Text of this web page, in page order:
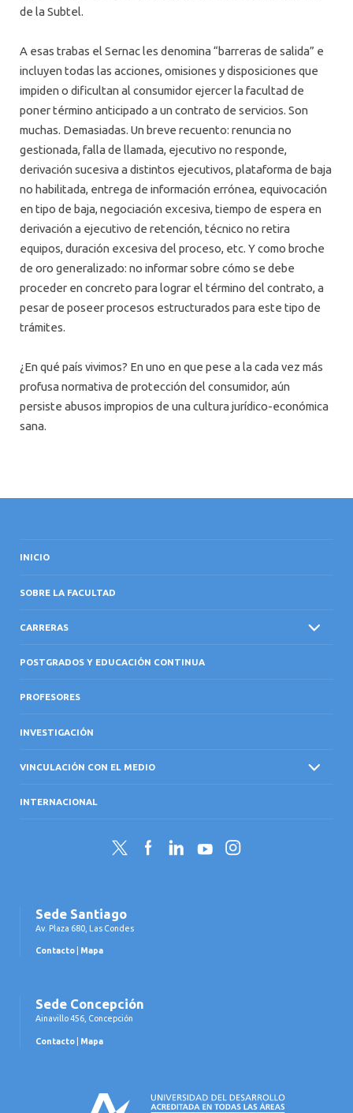
de la Subtel.
A esas trabas el Sernac les denomina “barreras de salida” e
incluyen todas las acciones, omisiones y disposiciones que
impiden o dificultan al consumidor ejercer la facultad de
poner término anticipado a un contrato de servicios. Son
muchas. Demasiadas. Un breve recuento: renuncia no
gestionada, falla de llamada, ejecutivo no responde,
derivación sucesiva a distintos ejecutivos, plataforma de baja
no habilitada, entrega de información errónea, equivocación
en tipo de baja, negociación excesiva, tiempo de espera en
derivación a ejecutivo de retención, técnico no retira
equipos, duración excesiva del proceso, etc. Y como broche
de oro generalizado: no informar sobre cómo se debe
proceder en concreto para lograr el término del contrato, a
pesar de poseer procesos estructurados para este tipo de
trámites.
¿En qué país vivimos? En uno en que pese a la cada vez más
profusa normativa de protección del consumidor, aún
persiste abusos impropios de una cultura jurídico-económica
sana.
INICIO
SOBRE LA FACULTAD
CARRERAS
POSTGRADOS Y EDUCACIÓN CONTINUA
PROFESORES
INVESTIGACIÓN
VINCULACIÓN CON EL MEDIO
INTERNACIONAL
Twitter FacebookLinkedInYouTubeInstagram
Sede Santiago
Av. Plaza 680, Las Condes
Contacto Mapa
Sede Concepción
Ainavillo 456, Concepción
Contacto Mapa